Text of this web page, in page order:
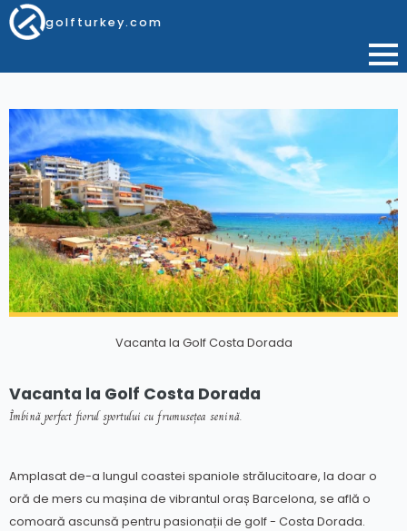
golfturkey.com
Vacanta la Golf Costa Dorada
Vacanta la Golf Costa Dorada
Îmbină perfect fiorul sportului cu frumusețea senină.
Amplasat de-a lungul coastei spaniole strălucitoare, la doar o
oră de mers cu mașina de vibrantul oraș Barcelona, ​​se află o
comoară ascunsă pentru pasionații de golf - Costa Dorada.